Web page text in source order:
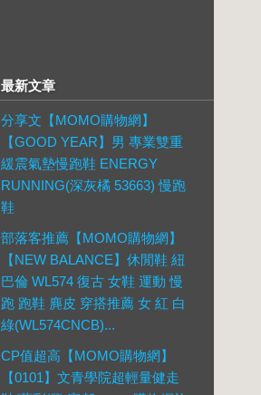
最新文章
分享文【MOMO購物網】
【GOOD YEAR】男 專業雙重
緩震氣墊慢跑鞋 ENERGY
RUNNING(深灰橘 53663) 慢跑
鞋
部落客推薦【MOMO購物網】
【NEW BALANCE】休閒鞋 紐
巴倫 WL574 復古 女鞋 運動 慢
跑 跑鞋 麂皮 穿搭推薦 女 紅 白
綠(WL574CNCB)...
CP值超高【MOMO購物網】
【0101】文青學院超輕量健走